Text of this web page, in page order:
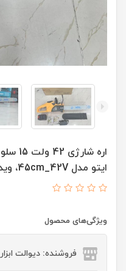
ایتو مدل 45cm_42V، ویدئو تست پائین صفحه
ویژگی‌های محصول
فروشنده: دیوالت ابزار